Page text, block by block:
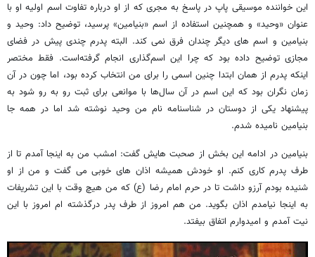
این خواننده موسیقی پاپ در پاسخ به مجری که از او درباره تفاوت اسم اولیه او با
عنوان «وحید» و همچنین استفاده از اسم «بنیامین» پرسید، توضیح داد: وحید و
بنیامین و اسم های دیگر چندان فرق نمی کند. البته پدرم چندی پیش در فضای
مجازی توضیح داده بود که چرا این اسم‌گذاری انجام گرفته‌است. فقط مختصر
اینکه پدرم از همان ابتدا چنین اسمی را برای من انتخاب کرده بود، اما چون در آن
زمان نگران بود که این اسم در آن سال‌ها با موانعی برای ثبت رو به رو شود به
پیشنهاد یکی از دوستان در شناسنامه نام من وحید نوشته شد اما در همه جا
بنیامین نامیده شدم.
بنیامین در ادامه این بخش از صحبت هایش گفت: امشب من به اینجا آمدم تا از
طرف پدرم کاری کنم. او خودش همیشه اذان های خوبی می گفت و من از او
شنیده بودم آرزو داشت تا در حرم امام رضا (ع) که من هیچ وقت با این تشریفات
به اینجا نیامدم اذان بگوید. من هم امروز از طرف پدر درگذشته ام امروز با این
نیت آمدم و امیدوارم اتفاق بیفتد.